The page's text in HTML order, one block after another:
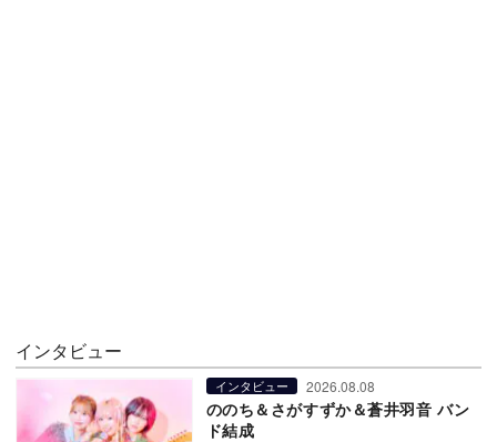
インタビュー
インタビュー 2026.08.08
ののち＆さがすずか＆蒼井羽音 バン
ド結成